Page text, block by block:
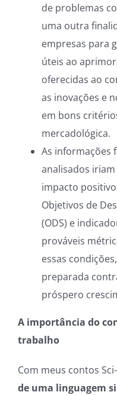
de problemas
uma outra
empresas para
úteis ao
oferecidas ao
as inovações e
em bons
mercadológica.
As informações
analisados
impacto
Objetivos de
(ODS) e
prováveis
essas
preparada
próspero
A importância do
trabalho
Com meus contos
de uma linguagem